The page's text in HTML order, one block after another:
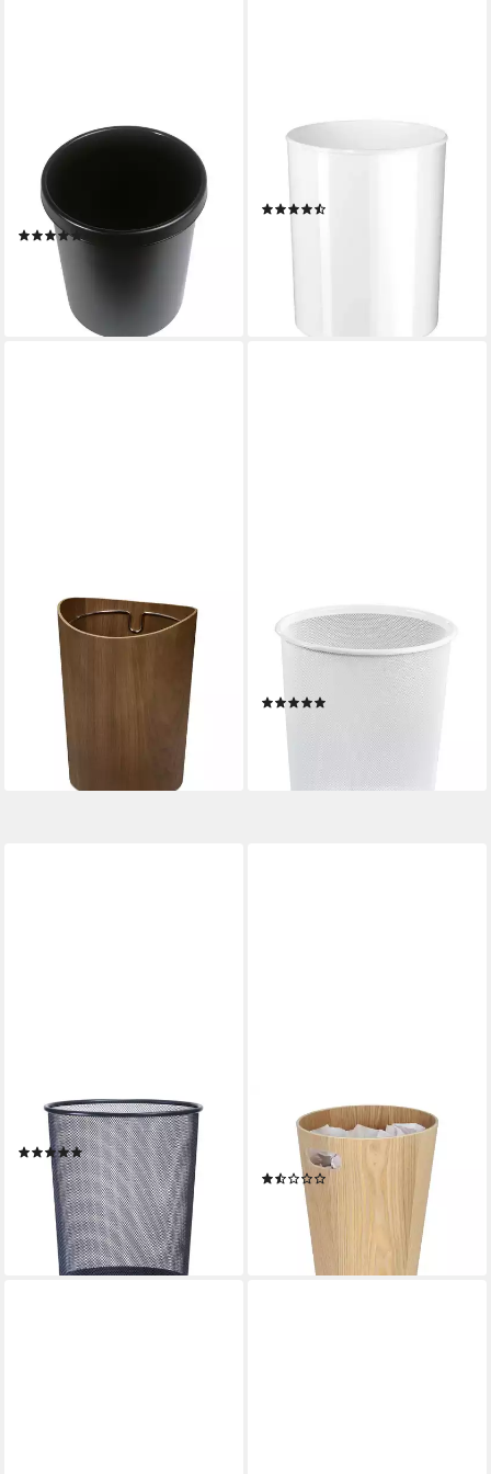
Papierkorb the german, 30
Liter, mit umlaufendem
Griffrand
(9)
ab 24,32 €
lieferbar - in 4-5 Werktagen bei dir
HAN-BÜROGERÄTE
ELEGANCE i-LINE 13L - weiß
lieferbar - in 4-5 Werktagen bei dir
RELAXDAYS
Papierkorb in Holzoptik 9 l,
Walnuss
29,99 €
lieferbar - in 2-3 Werktagen bei dir
Papierkorb, Weiß,
Metallgeflecht, Ø 29 cm, 20
lieferbar - in 2-3 Werktagen bei dir
ZELLER PRESENT
Papierkorb
(57)
ab 18,31 €
lieferbar - in 4-5 Werktagen bei dir
RELAXDAYS
Papierkorb Runder
Papierkorb aus Holz
(2)
24,99 €
lieferbar - in 2-3 Werktagen bei dir